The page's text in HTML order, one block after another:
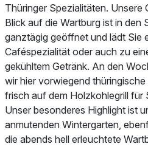
Thüringer Spezialitäten. Unsere
Blick auf die Wartburg ist in den
ganztägig geöffnet und lädt Sie
Caféspezialität oder auch zu
gekühltem Getränk. An den
wir hier vorwiegend
frisch auf dem Holzkohlegrill für
Unser besonderes Highlight ist
anmutenden Wintergarten,
die abends hell erleuchtete